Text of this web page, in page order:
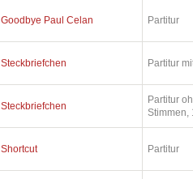
Goodbye Paul Celan Partitur
Steckbriefchen Partitur
Steckbriefchen
Partitur
Stimmen,
Shortcut Partitur